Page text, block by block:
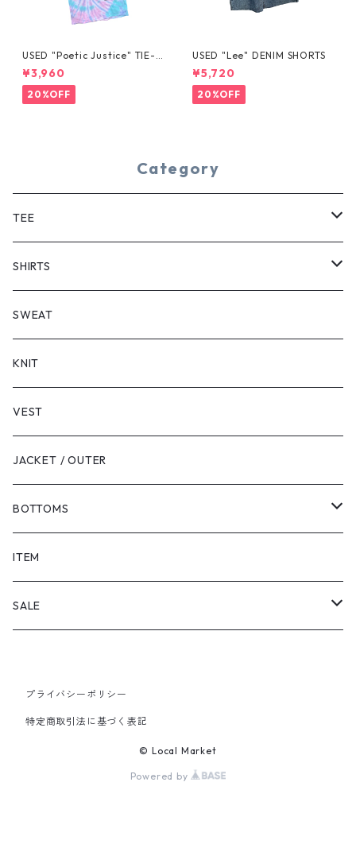
USED "Poetic Justice" TIE-D
YE TEE
¥3,960
20%OFF
USED "Lee" DENIM SHORTS
¥5,720
20%OFF
Category
TEE
SHORT SLEEVE
LONG SLEEVE
SHIRTS
SHORT SLEEVE
LONG SLEEVE
SWEAT
KNIT
VEST
JACKET / OUTER
BOTTOMS
SHORTS
PANTS
ITEM
SALE
PANTS
プライバシーポリシー
特定商取引法に基づく表記
© Local Market
Powered by